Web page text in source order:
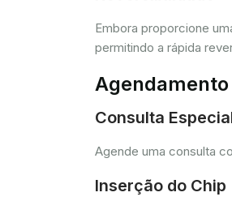
Embora proporcione
permitindo a rápida
Consulta
Agende uma consulta
Inserção do Chip